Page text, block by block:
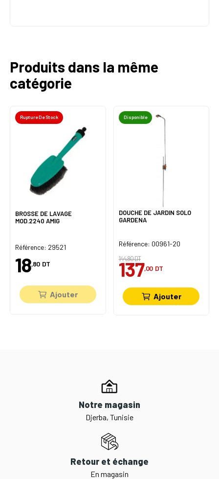
Produits dans la même
catégorie
Rupture De Stock
BROSSE DE LAVAGE
MOD.2240 AMIG
Référence: 29521
18,80 DT
Ajouter
Disponible
DOUCHE DE JARDIN SOLO
GARDENA
Référence: 00961-20
144,80 DT
137,00 DT
Ajouter
Notre magasin
Djerba, Tunisie
Retour et échange
En magasin